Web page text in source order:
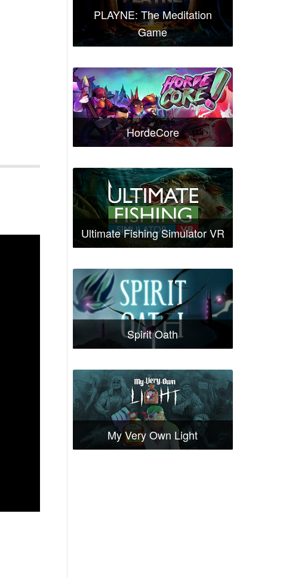
PLAYNE: The Meditation
Game
HordeCore
Ultimate Fishing Simulator VR
Spirit Oath
My Very Own Light